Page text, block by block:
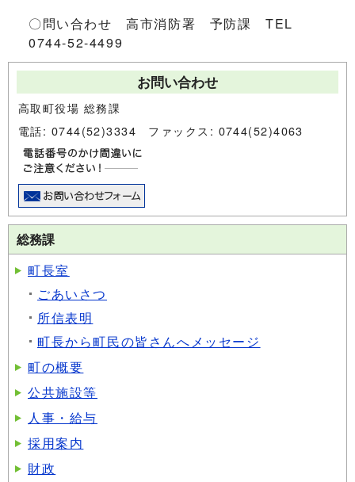
〇問い合わせ 高市消防署 予防課 TEL
0744-52-4499
お問い合わせ
高取町役場 総務課
電話: 0744(52)3334 ファックス: 0744(52)4063
総務課
町長室
ごあいさつ
所信表明
町長から町民の皆さんへメッセージ
町の概要
公共施設等
人事・給与
採用案内
財政